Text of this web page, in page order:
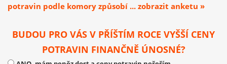
potravin podle komory způsobí ... zobrazit anketu »
BUDOU PRO VÁS V PŘÍŠTÍM ROCE VYŠŠÍ CENY
POTRAVIN FINANČNĚ ÚNOSNÉ?